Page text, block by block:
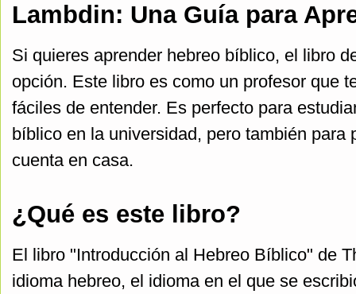
Lambdin: Una Guía para
Si quieres aprender hebreo bíblico, el libro
opción. Este libro es como un profesor que
fáciles de entender. Es perfecto para
bíblico en la universidad, pero también para
cuenta en casa.
¿Qué es este libro?
El libro "Introducción al Hebreo Bíblico" de
idioma hebreo, el idioma en el que se